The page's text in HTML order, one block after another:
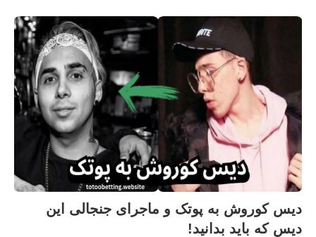
دیس کوروش به پوتک و ماجرای جنجالی این
دیس که باید بدانید!